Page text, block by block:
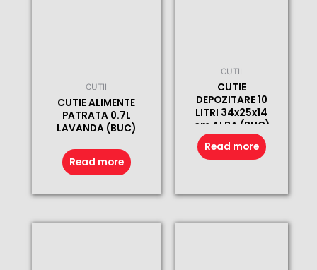
CUTII
CUTIE ALIMENTE
PATRATA 0.7L
LAVANDA (BUC)
Read more
CUTII
CUTIE
DEPOZITARE 10
LITRI 34x25x14
cm ALBA (BUC)
Read more